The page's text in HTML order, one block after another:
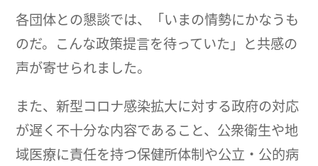
各団体との懇談では、「いまの情勢にかなうも
のだ。こんな政策提言を待っていた」と共感の
声が寄せられました。
また、新型コロナ感染拡大に対する政府の対応
が遅く不十分な内容であること、公衆衛生や地
域医療に責任を持つ保健所体制や公立・公的病